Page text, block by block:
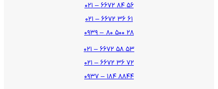
۵۶ ۸۴ ۶۶۷۲ – ۰۲۱
۶۱ ۳۶ ۶۶۷۲ – ۰۲۱
۲۸ ۵۰۰ ۸۰ – ۰۹۳۹
۵۳ ۵۸ ۶۶۷۲ – ۰۲۱
۷۲ ۳۶ ۶۶۷۲ – ۰۲۱
۸۸۴۴ ۱۸۴ – ۰۹۳۷